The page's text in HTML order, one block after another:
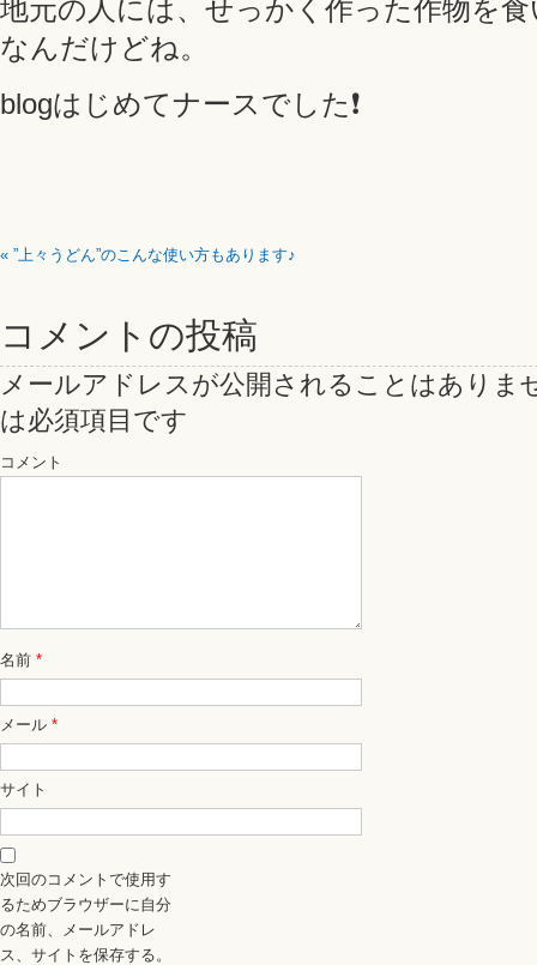
地元の人には、せっかく作った作物を
なんだけどね。
blogはじめてナースでした❗
« ”上々うどん”のこんな使い方もあります♪
コメントの投稿
メールアドレスが公開されることはありま
は必須項目です
コメント
名前 *
メール *
サイト
次回のコメントで使用す
るためブラウザーに自分
の名前、メールアドレ
ス、サイトを保存する。